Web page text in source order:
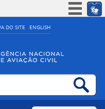
DO SITE ENGLISH
Simplifique!
Acesso à informação
Legislação